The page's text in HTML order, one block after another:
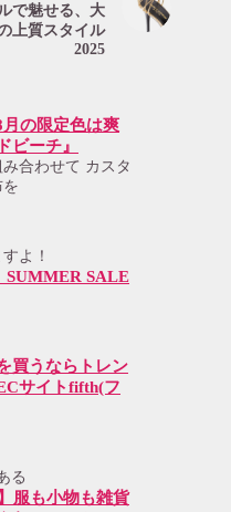
で魅せる、大
上質スタイル
2025
の限定色は爽
ビーチ』
合わせて カスタ
よ！
SUMMER SALE
買うならトレン
サイトfifth(フ
る
服も小物も雑貨